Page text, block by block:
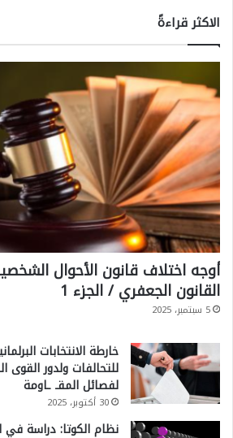
ت
ي
ت
الاكثر قراءةً
أوجه اختلاف قانون الأحوال
القانون الجعفري / الجزء 1
5 سبتمبر، 2025
للتحالفات ولدور القوى
لفصائل المقـ ـاومة
30 أكتوبر، 2025
نظام الكوتا: دراسة في